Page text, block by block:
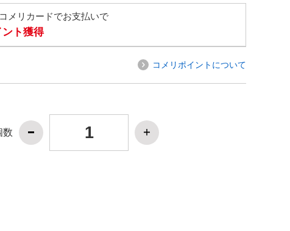
メリカードでお支払いで
ント獲得
コメリポイントについて
数